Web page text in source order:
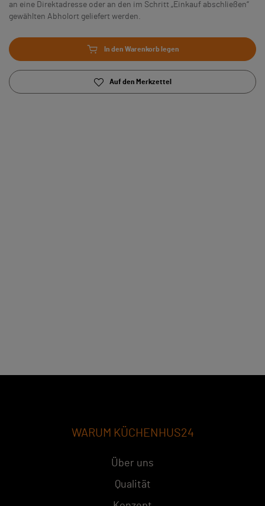
an eine Direktadresse oder an den im Schritt „Einkauf abschließen“
gewählten Abholort geliefert werden.
In den Warenkorb legen
Auf den Merkzettel
WARUM KÜCHENHUS24
Über uns
Qualität